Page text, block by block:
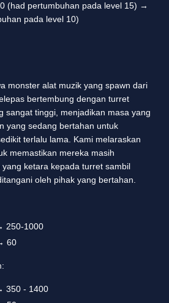
(had pertumbuhan pada level 15) →
pada level 10)
monster alat muzik yang spawn dari
bertembung dengan turret
sangat tinggi, menjadikan masa yang
yang sedang bertahan untuk
terlalu lama. Kami melaraskan
memastikan mereka masih
ketara kepada turret sambil
oleh pihak yang bertahan.
250-1000
60
350 - 1400